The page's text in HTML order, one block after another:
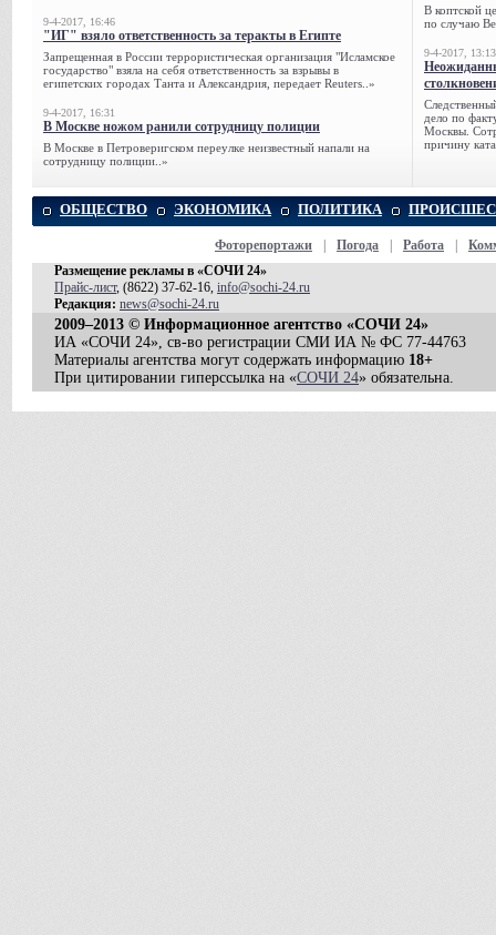
9-4-2017, 16:46
"ИГ" взяло ответственность за теракты в Египте
Запрещенная в России террористическая организация "Исламское
государство" взяла на себя ответственность за взрывы в
египетских городах Танта и Александрия, передает Reuters..»
9-4-2017, 16:31
В Москве ножом ранили сотрудницу полиции
В Москве в Петроверигском переулке неизвестный напали на
сотрудницу полиции..»
В коптской
по случаю
9-4-2017, 13:13
дело по
Москвы.
причину
ОБЩЕСТВО ЭКОНОМИКА ПОЛИТИКА
Фоторепортажи Погода Работа
Размещение рекламы в «СОЧИ 24»
Прайс-лист, (8622) 37-62-16, info@sochi-24.ru
Редакция: news@sochi-24.ru
2009–2013 © Информационное агентство «СОЧИ 24»
ИА «СОЧИ 24», св-во регистрации СМИ ИА № ФС 77-44763
Материалы агентства могут содержать информацию 18+
При цитировании гиперссылка на «СОЧИ 24» обязательна.